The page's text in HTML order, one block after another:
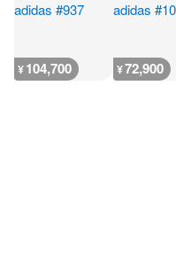
¥104,700 ¥72,900